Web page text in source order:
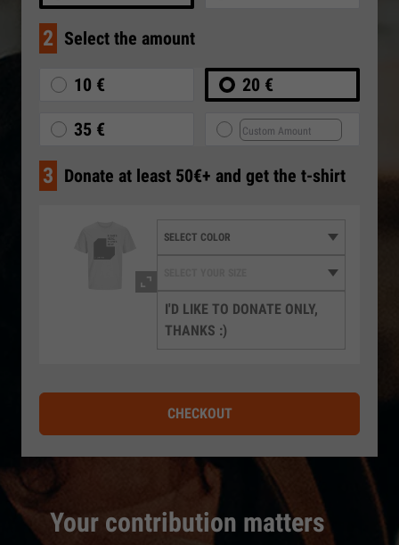
Your contribution matters
2 Select the amount
10 € 20 €
35 €
3 Donate at least 50€+ and get the t-shirt
I'D LIKE TO DONATE ONLY,
THANKS :)
CHECKOUT